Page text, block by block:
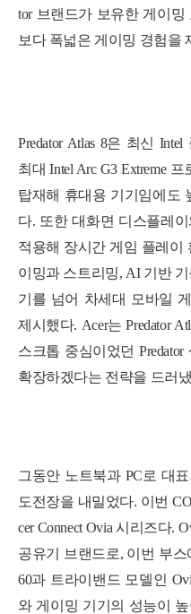
tor 브랜드가 보유한 게이
보다 폭넓은 게이밍 경험을
Predator Atlas 8은 최신
최대 Intel Arc G3 Extreme
탑재해 휴대용 기기임에도
다. 또한 대화면 디스플레
적용해 장시간 게임 플레이
이밍과 스트리밍, AI 기반
기를 넘어 차세대 모바일
제시했다. Acer는 Predator
스크톱 중심이었던
확장하겠다는 전략을 드러
그동안 노트북과 PC로 대
도전장을 내밀었다. 이번
cer Connect Ovia 시리즈다.
공유기 브랜드로, 이번 부
60과 트라이밴드 모델인
와 게이밍 기기의 성능이